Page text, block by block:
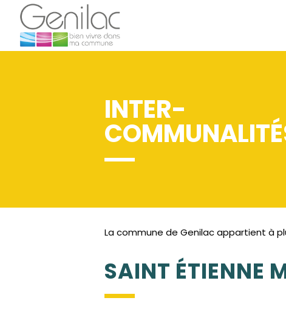
INTER-
La commune de Genilac appartient à
SAINT ÉTIENNE